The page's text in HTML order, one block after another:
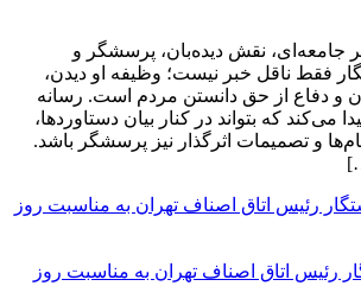
جامعه‌ای، نقش دیده‌بان، پرسشگر و
فقط ناقل خبر نیست؛ وظیفه او دیدن،
و دفاع از حق دانستن مردم است. رسانه
می‌کند که بتواند در کنار بیان دستاوردها،
و تصمیمات اثرگذار نیز پرسشگر باشد.
رئیس اتاق اصناف تهران به مناسبت روز